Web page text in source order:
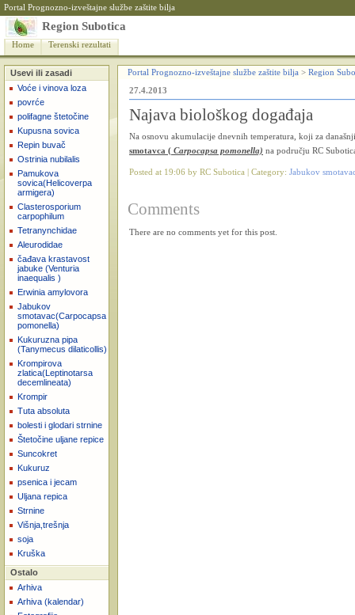
Portal Prognozno-izveštajne službe zaštite bilja
Region Subotica
Home Terenski rezultati
Usevi ili zasadi
Voće i vinova loza
povrće
polifagne štetočine
Kupusna sovica
Repin buvač
Ostrinia nubilalis
Pamukova
sovica(Helicoverpa
armigera)
Clasterosporium
carpophilum
Tetranynchidae
Aleurodidae
čađava krastavost
jabuke (Venturia
inaequalis )
Erwinia amylovora
Jabukov
smotavac(Carpocapsa
pomonella)
Kukuruzna pipa
(Tanymecus dilaticollis)
Krompirova
zlatica(Leptinotarsa
decemlineata)
Krompir
Tuta absoluta
bolesti i glodari strnine
Štetočine uljane repice
Suncokret
Kukuruz
psenica i jecam
Uljana repica
Strnine
Višnja,trešnja
soja
Kruška
Ostalo
Arhiva
Arhiva (kalendar)
Portal Prognozno-izveštajne službe zaštite bilja > Region
27.4.2013
Najava biološkog događaja
Na osnovu akumulacije dnevnih temperatura, koji za
smotavca ( Carpocapsa pomonella) na području RC
Posted at 19:06 by RC Subotica | Category: Jabukov
Comments
There are no comments yet for this post.